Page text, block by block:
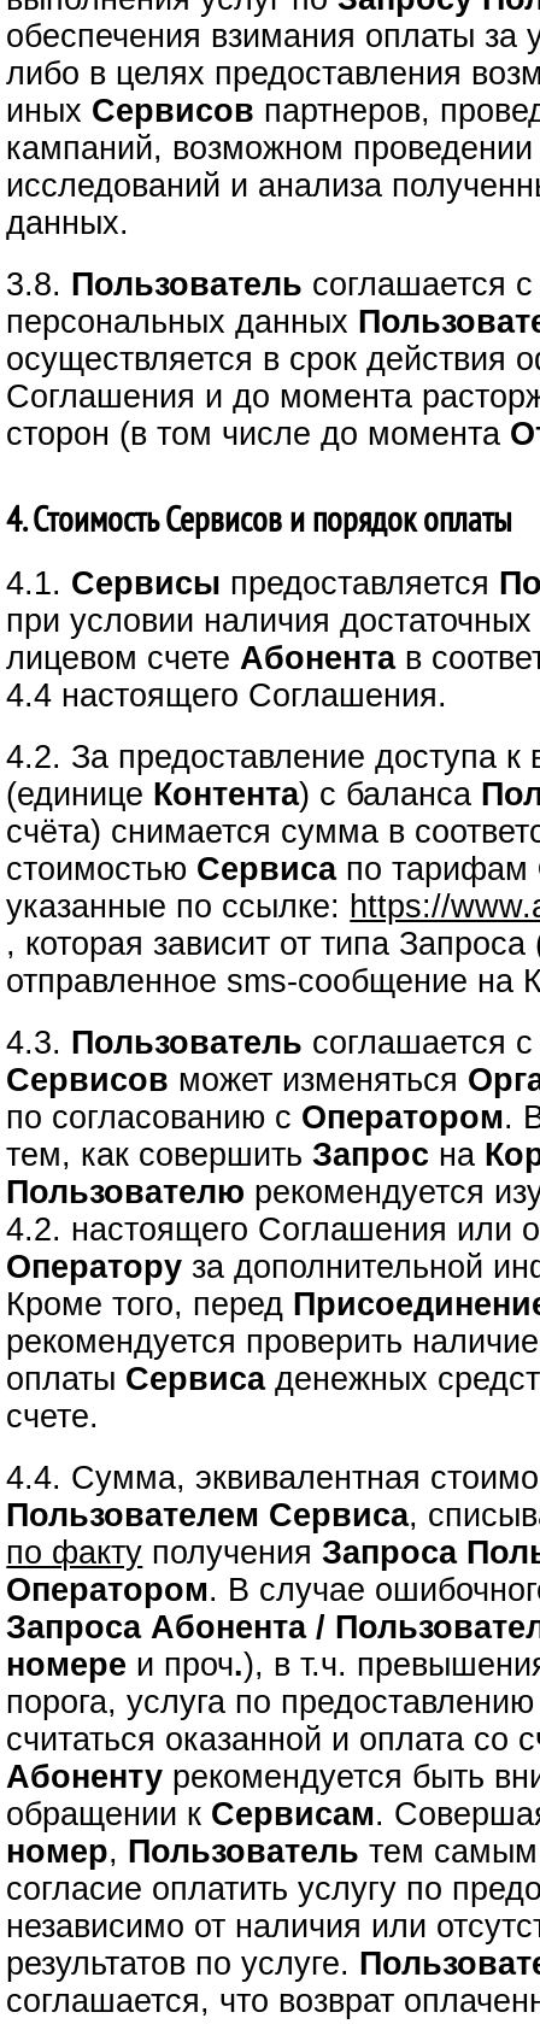
обеспечения взимания оплаты за
либо в целях предоставления
иных Сервисов партнеров,
кампаний, возможном проведении
исследований и анализа
данных.
3.8. Пользователь соглашается
персональных данных
осуществляется в срок действия
Соглашения и до момента
сторон (в том числе до момента
4. Стоимость Сервисов и порядок оплаты
4.1. Сервисы предоставляется
при условии наличия
лицевом счетеАбонентав
4.4 настоящего Соглашения.
4.2. За предоставление доступа
(единице Контента) с баланса
счёта) снимается сумма в
стоимостью Сервисапо тарифам
указанные по ссылке: https://
, которая зависит от типа
отправленное sms-сообщение на
4.3. Пользователь соглашается
Сервисов может изменяться
по согласованию с Оператором.
тем, как совершитьЗапрос на
Пользователю рекомендуется
4.2. настоящего Соглашения или
Оператору за дополнительной
Кроме того, перед
рекомендуется проверить
оплаты Сервисаденежных
счете.
4.4. Сумма, эквивалентная
Пользователем Сервиса,
по факту полученияЗапроса
Оператором. В случае
Запроса Абонента /
номере и проч.), в т.ч.
порога, услуга по
считаться оказанной и оплата со
Абоненту рекомендуется быть
обращении к Сервисам.
номер, Пользователь тем самым
согласие оплатить услугу по
независимо от наличия или
результатов по услуге.
соглашается, что возврат